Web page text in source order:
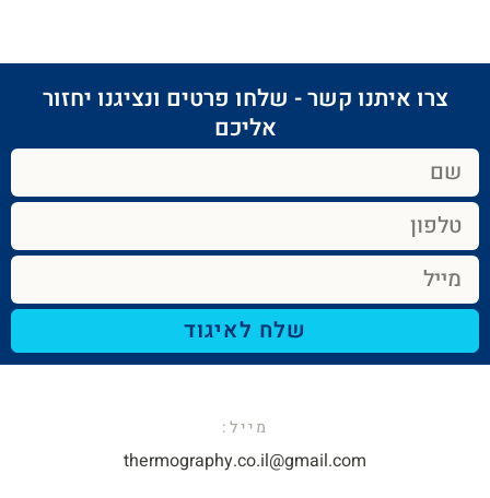
צרו איתנו קשר - שלחו פרטים ונציגנו יחזור
אליכם​
שלח לאיגוד
מייל:​
thermography.co.il@gmail.com​